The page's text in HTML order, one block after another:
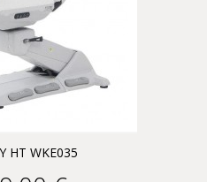
HT WKE035